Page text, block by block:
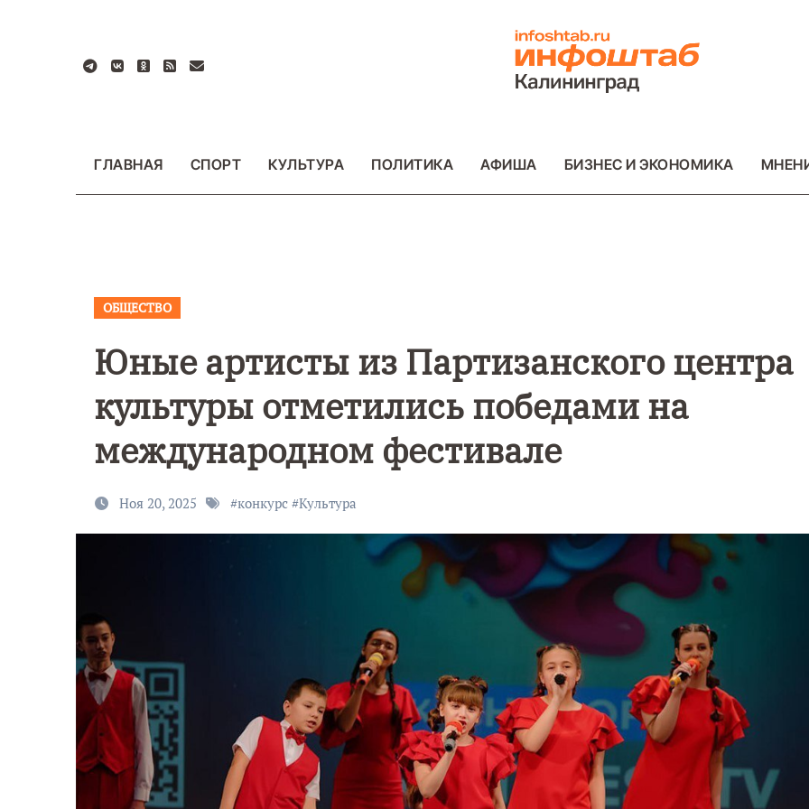
содержанию
ГЛАВНАЯ СПОРТ КУЛЬТУРА ПОЛИТИКА АФИША БИЗНЕС И ЭКОНОМИКА
ОБЩЕСТВО
Юные артисты из Партизанского центра
культуры отметились победами на
международном фестивале
Ноя 20, 2025 #конкурс #Культура
9 Мая — День
Победы!
Уникальное
северное
сияние
запечатлели
над Балтикой
как
завалило
после
снежного